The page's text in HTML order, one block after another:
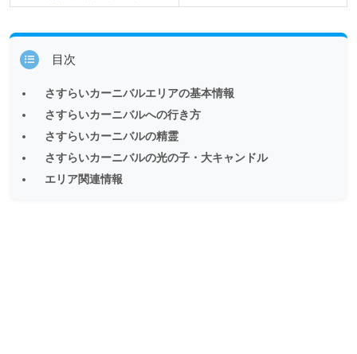
目次
さすらいカーニバルエリアの基本情報
さすらいカーニバルへの行き方
さすらいカーニバルの精霊
さすらいカーニバルの光の子・大キャンドル
エリア関連情報